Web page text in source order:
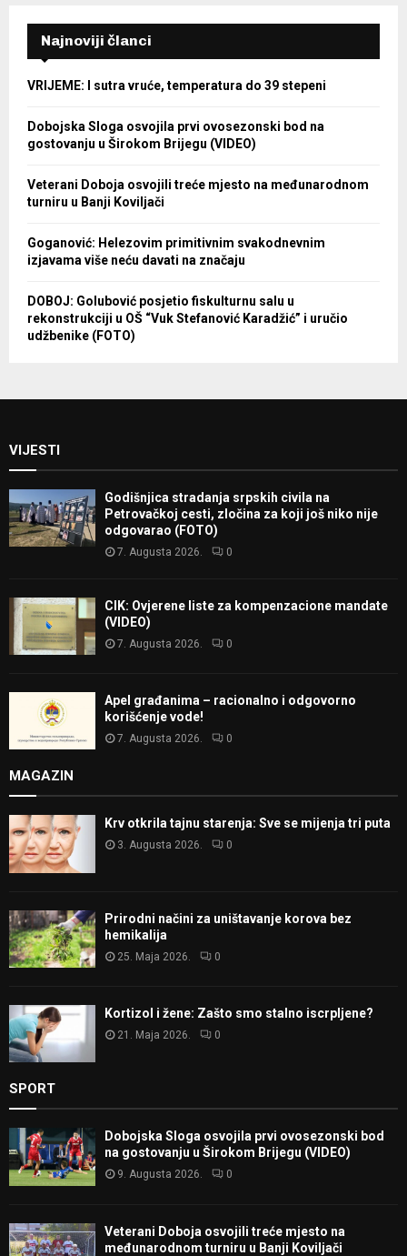
Najnoviji članci
VRIJEME: I sutra vruće, temperatura do 39 stepeni
Dobojska Sloga osvojila prvi ovosezonski bod na
gostovanju u Širokom Brijegu (VIDEO)
Veterani Doboja osvojili treće mjesto na međunarodnom
turniru u Banji Koviljači
Goganović: Helezovim primitivnim svakodnevnim
izjavama više neću davati na značaju
DOBOJ: Golubović posjetio fiskulturnu salu u
rekonstrukciji u OŠ “Vuk Stefanović Karadžić” i uručio
udžbenike (FOTO)
VIJESTI
Godišnjica stradanja srpskih civila na
Petrovačkoj cesti, zločina za koji još niko nije
odgovarao (FOTO)
7. Augusta 2026. 0
CIK: Ovjerene liste za kompenzacione mandate
(VIDEO)
7. Augusta 2026. 0
Apel građanima – racionalno i odgovorno
korišćenje vode!
7. Augusta 2026. 0
MAGAZIN
Krv otkrila tajnu starenja: Sve se mijenja tri puta
3. Augusta 2026. 0
Prirodni načini za uništavanje korova bez
hemikalija
25. Maja 2026. 0
Kortizol i žene: Zašto smo stalno iscrpljene?
21. Maja 2026. 0
SPORT
Dobojska Sloga osvojila prvi ovosezonski bod
na gostovanju u Širokom Brijegu (VIDEO)
9. Augusta 2026. 0
Veterani Doboja osvojili treće mjesto na
međunarodnom turniru u Banji Koviljači